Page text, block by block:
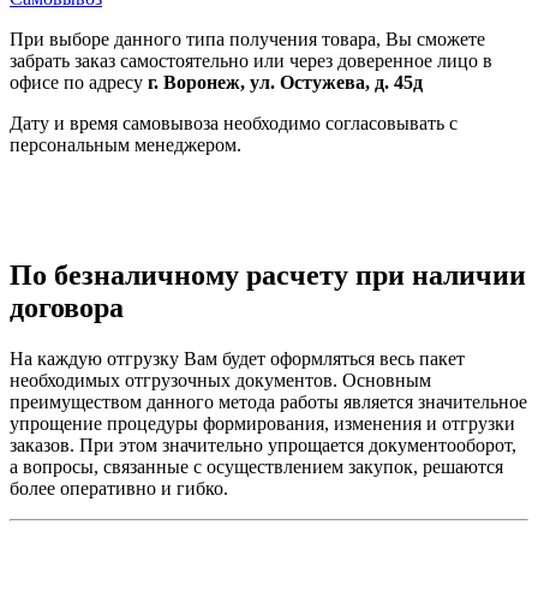
При выборе данного типа получения товара, Вы сможете
забрать заказ самостоятельно или через доверенное лицо в
офисе по адресу г. Воронеж, ул. Остужева, д. 45д
Дату и время самовывоза необходимо согласовывать с
персональным менеджером.
По безналичному расчету при наличии
договора
На каждую отгрузку Вам будет оформляться весь пакет
необходимых отгрузочных документов. Основным
преимуществом данного метода работы является значительное
упрощение процедуры формирования, изменения и отгрузки
заказов. При этом значительно упрощается документооборот,
а вопросы, связанные с осуществлением закупок, решаются
более оперативно и гибко.